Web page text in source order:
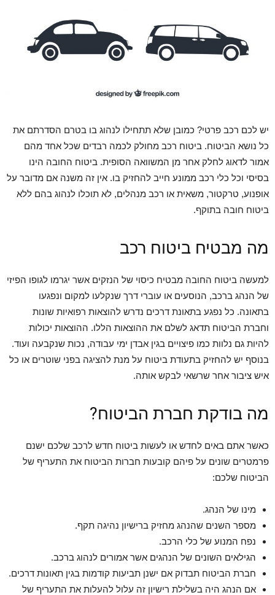
יש לכם רכב פרטי? כמובן שלא תתחילו לנהוג בו בטרם הסדרתם את
כל נושא הביטוח. ביטוח רכב מחולק לכמה רבדים שכל אחד מהם
אמור לדאוג לחלק אחר מן המשוואה הסופית. ביטוח החובה הינו
בסיסי וכל כלי רכב ממונע חייב להחזיק בו. אין זה משנה אם מדובר על
אופנוע, טרקטור, משאית או רכב מנהלים, לא תוכלו לנהוג בהם ללא
ביטוח חובה בתוקף.
מה מבטיח ביטוח רכב
למעשה ביטוח החובה מבטיח כיסוי של הנזקים אשר יגרמו לגופו הפיזי
של הנהג ברכב, הנוסעים או עוברי דרך שנקלעו למקום ונפגעו
בתאונה. כל נפגע בתאונת דרכים נדרש להוצאות רפואיות שונות
וחברת הביטוח תדאג לשלם את ההוצאות הללו. ההוצאות יכולות
להיות גם נלוות כמו פיצויים בגין אבדן ימי עבודה, נכות שנקבעה ועוד.
בנוסף יש להחזיק בתעודת ביטוח על מנת להציגה בפני שוטרים או כל
איש ציבור אחר שרשאי לבקש אותה.
מה בודקת חברת הביטוח?
כאשר אתם באים לחדש או לעשות ביטוח חדש לרכב שלכם ישנם
פרמטרים שונים על פיהם קובעות חברות הביטוח את התעריף של
הביטוח שלכם:
מינו של הנהג.
מספר השנים שהנהג מחזיק ברישיון נהיגה תקף.
נפח המנוע של כלי הרכב.
הגילאים השונים של הנהגים אשר אמורים לנהוג ברכב.
חברת הביטוח תבדוק אם ישנן תביעות קודמות בגין תאונות דרכים.
אם הנהג היה בשלילת רישיון זה עלול להעלות את התעריף של